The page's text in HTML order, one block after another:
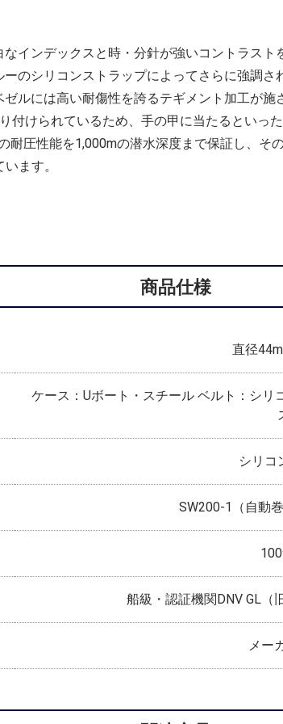
インデックスと時・分針が強いコントラス
のシリコンストラップによってさらに強調
ルには高い耐傷性を誇るテギメント加工が
付けられているため、手の甲に当たるといっ
耐圧性能を1,000mの潜水深度まで保証し、そ
ます。
商品仕様
直径
ケース：Uボート・スチール ベルト：シリ
シリコ
SW200-1（自動
船級・認証機関DNV GL（
メー